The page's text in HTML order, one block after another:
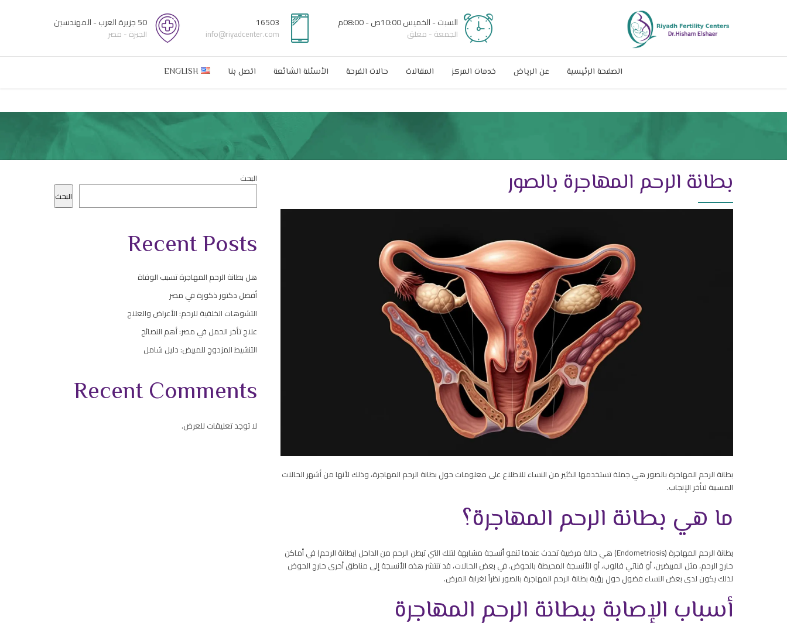
السبت - الخميس 10:00ص - 08:00م
الجمعة - مغلق
16503
info@riyadcenter.com
50 جزيرة العرب - المهندسين
الجيزة - مصر
الصفحة الرئيسية عن الرياض خدمات المركز المقالات حالات الفرحة الأسئلة الشائعة اتصل بنا ENGLISH
بطانة الرحم المهاجرة بالصور
بطانة الرحم المهاجرة بالصور هي جملة تستخدمها الكثير من النساء للاطلاع على معلومات حول بطانة الرحم المهاجرة، وذلك لأنها من أشهر الحالات
المسببة لتأخر الإنجاب.
ما هي بطانة الرحم المهاجرة؟
بطانة الرحم المهاجرة (Endometriosis) هي حالة مرضية تحدث عندما تنمو أنسجة مشابهة لتلك التي تبطن الرحم من الداخل (بطانة الرحم) في أماكن
خارج الرحم، مثل المبيضين، أو قناتي فالوب، أو الأنسجة المحيطة بالحوض. في بعض الحالات، قد تنتشر هذه الأنسجة إلى مناطق أخرى خارج الحوض
لذلك يكون لدى بعض النساء فضول حول رؤية بطانة الرحم المهاجرة بالصور نظراً لغرابة المرض.
أسباب الإصابة ببطانة الرحم المهاجرة
البحث
البحث
Recent Posts
هل بطانة الرحم المهاجرة تسبب الوفاة
أفضل دكتور ذكورة في مصر
التشوهات الخلقية للرحم: الأعراض والعلاج
علاج تأخر الحمل في مصر: أهم النصائح
التنشيط المزدوج للمبيض: دليل شامل
Recent Comments
لا توجد تعليقات للعرض.